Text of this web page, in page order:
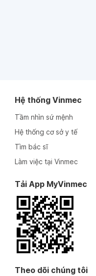
Hệ thống Vinmec
Tầm nhìn sứ mệnh
Hệ thống cơ sở y tế
Tìm bác sĩ
Làm việc tại Vinmec
Tải App MyVinmec
Theo dõi chúng tôi